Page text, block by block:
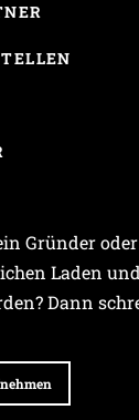
Gründer
Laden
Dann